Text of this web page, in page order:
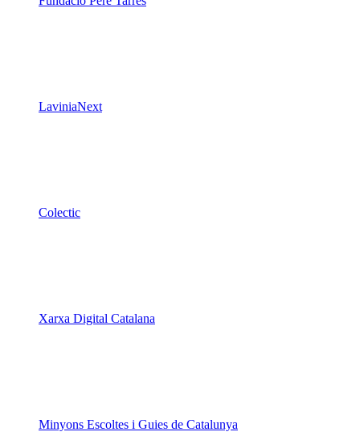
LaviniaNext
Colectic
Xarxa Digital Catalana
Minyons Escoltes i Guies de Catalunya